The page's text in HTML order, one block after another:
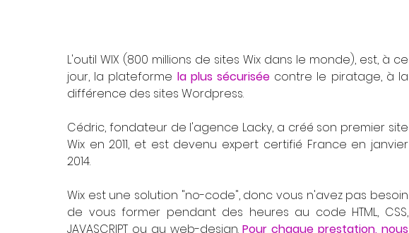
L'outil WIX (800 millions de sites Wix dans le monde), est, à ce
jour, la plateforme la plus sécurisée contre le piratage, à la
différence des sites Wordpress.
Cédric, fondateur de l'agence Lacky, a créé son premier site
Wix en 2011, et est devenu expert certifié France en janvier
2014.
Wix est une solution "no-code", donc vous n'avez pas besoin
de vous former pendant des heures au code HTML, CSS,
JAVASCRIPT ou au web-design.Pour chaque prestation, nous